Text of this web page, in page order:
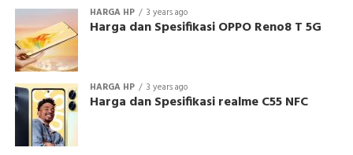
HARGA HP 3 years ago
Harga dan Spesifikasi OPPO Reno8 T 5G
HARGA HP 3 years ago
Harga dan Spesifikasi realme C55 NFC